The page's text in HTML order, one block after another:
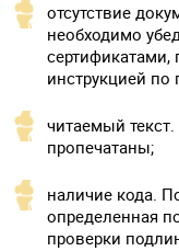
отсутствие
необходимо
инструкцией
читаемый
пропечатаны;
наличие кода.
определенная
проверки